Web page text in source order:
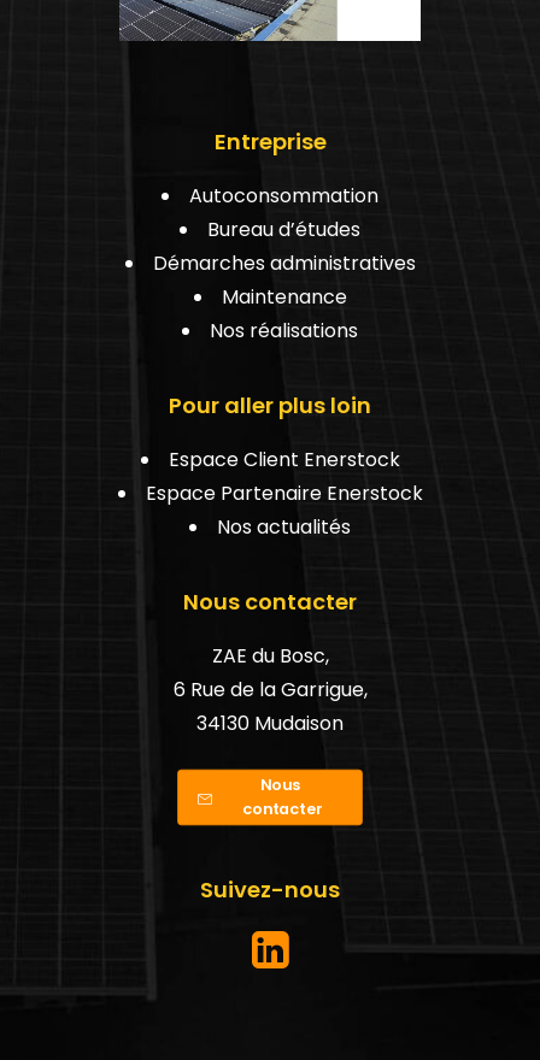
Entreprise
Autoconsommation
Bureau d’études
Démarches administratives
Maintenance
Nos réalisations
Pour aller plus loin
Espace Client Enerstock
Espace Partenaire Enerstock
Nos actualités
Nous contacter
ZAE du Bosc,
6 Rue de la Garrigue,
34130 Mudaison
Nous
contacter
Suivez-nous